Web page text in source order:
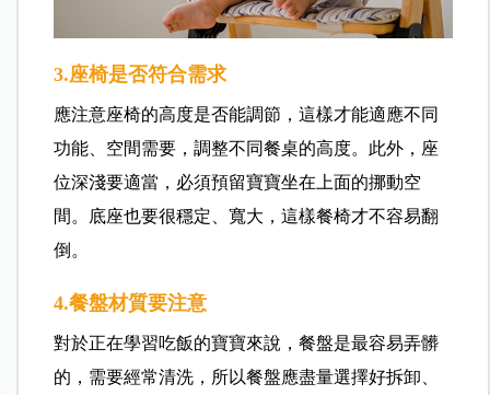
3.座椅是否符合需求
應注意座椅的高度是否能調節，這樣才能適應不同
功能、空間需要，調整不同餐桌的高度。此外，座
位深淺要適當，必須預留寶寶坐在上面的挪動空
間。底座也要很穩定、寬大，這樣餐椅才不容易翻
倒。
4.餐盤材質要注意
對於正在學習吃飯的寶寶來說，餐盤是最容易弄髒
的，需要經常清洗，所以餐盤應盡量選擇好拆卸、